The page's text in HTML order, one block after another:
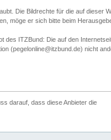
Die Bildrechte für die auf dieser
möge er sich bitte beim
des ITZBund: Die auf den
(pegelonline@itzbund.de) nicht
darauf, dass diese Anbieter die